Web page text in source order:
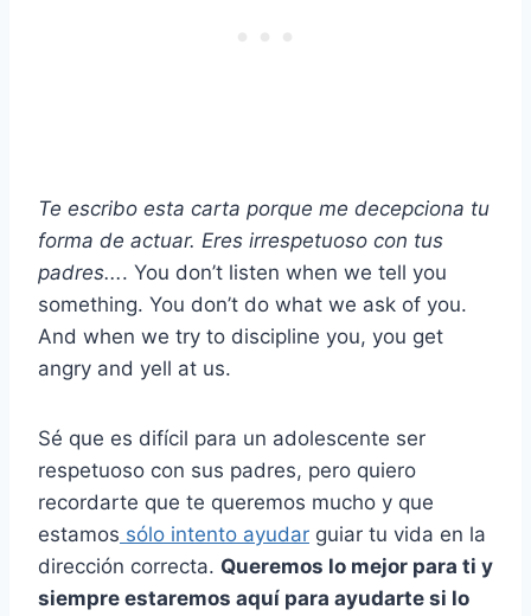
Te escribo esta carta porque me decepciona tu
forma de actuar. Eres irrespetuoso con tus
padres.... You don’t listen when we tell you
something. You don’t do what we ask of you.
And when we try to discipline you, you get
angry and yell at us.
Sé que es difícil para un adolescente ser
respetuoso con sus padres, pero quiero
recordarte que te queremos mucho y que
estamos sólo intento ayudar guiar tu vida en la
dirección correcta. Queremos lo mejor para ti y
siempre estaremos aquí para ayudarte si lo